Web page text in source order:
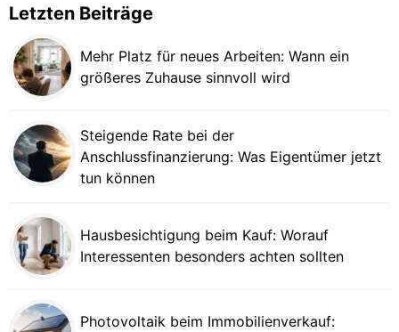
Letzten Beiträge
Mehr Platz für neues Arbeiten: Wann ein
größeres Zuhause sinnvoll wird
Steigende Rate bei der
Anschlussfinanzierung: Was Eigentümer jetzt
tun können
Hausbesichtigung beim Kauf: Worauf
Interessenten besonders achten sollten
Photovoltaik beim Immobilienverkauf: